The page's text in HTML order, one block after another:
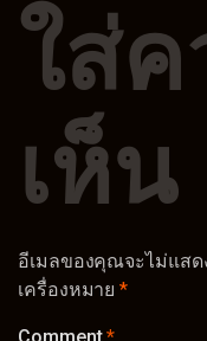
ใส่
เห็น
อีเมลของคุณจะไม่แส
เครื่องหมาย*